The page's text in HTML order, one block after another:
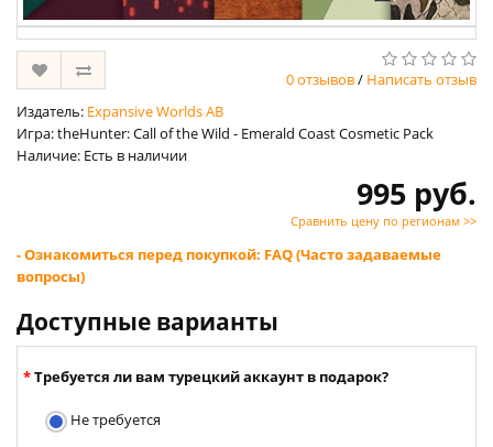
0 отзывов/ Написать отзыв
Издатель: Expansive Worlds AB
Игра: theHunter: Call of the Wild - Emerald Coast Cosmetic Pack
Наличие: Есть в наличии
995 руб.
Сравнить цену по регионам >>
- Ознакомиться перед покупкой: FAQ (Часто задаваемые
вопросы)
Доступные варианты
Требуется ли вам турецкий аккаунт в подарок?
Не требуется